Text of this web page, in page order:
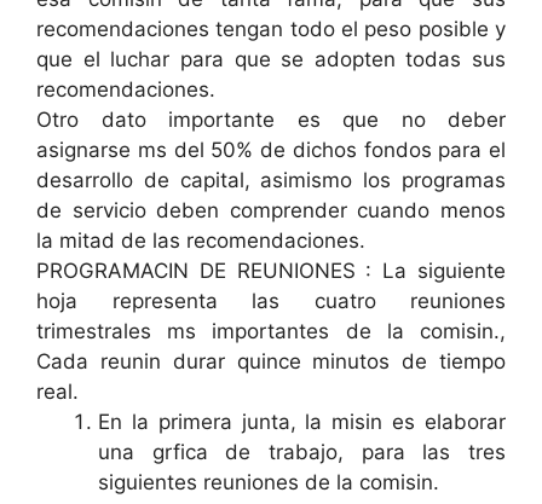
recomendaciones tengan todo el peso posible y
que el luchar para que se adopten todas sus
recomendaciones.
Otro dato importante es que no deber
asignarse ms del 50% de dichos fondos para el
desarrollo de capital, asimismo los programas
de servicio deben comprender cuando menos
la mitad de las recomendaciones.
PROGRAMACIN DE REUNIONES : La siguiente
hoja representa las cuatro reuniones
trimestrales ms importantes de la comisin.,
Cada reunin durar quince minutos de tiempo
real.
En la primera junta, la misin es elaborar
una grfica de trabajo, para las tres
siguientes reuniones de la comisin.